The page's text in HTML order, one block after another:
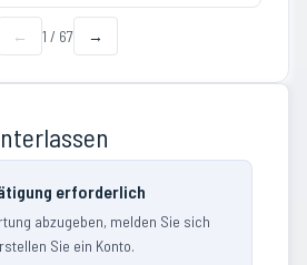
← 1 / 67 →
erforderlich
abzugeben, melden Sie sich
Sie ein Konto.